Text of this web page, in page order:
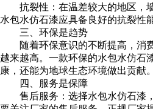
抗裂性：在温差较大的地区，
水包水仿石漆应具备良好的抗裂性
三、环保是趋势
随着环保意识的不断提高，消
越来越高。一款环保的水包水仿石
康，还能为地球生态环境做出贡献。
四、服务是保障
售后服务：选择水包水仿石漆